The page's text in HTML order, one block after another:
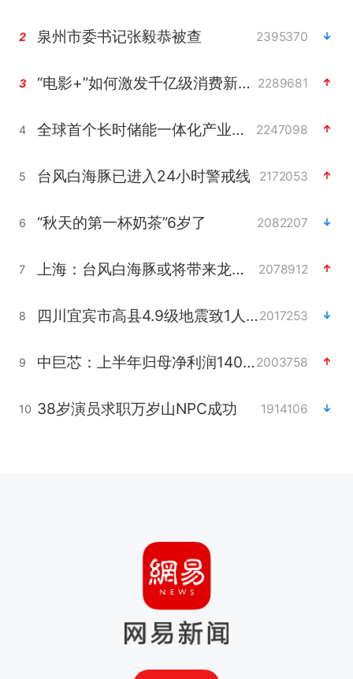
2 泉州市委书记张毅恭被查 2395370
3 “电影+”如何激发千亿级消费新活力？ 2289681
4 全球首个长时储能一体化产业园量产 2247098
5 台风白海豚已进入24小时警戒线 2172053
6 “秋天的第一杯奶茶”6岁了 2082207
7 上海：台风白海豚或将带来龙卷风 2078912
8 四川宜宾市高县4.9级地震致1人死亡2017253
9 中巨芯：上半年归母净利润1405.77万元2003758
10 38岁演员求职万岁山NPC成功 1914106